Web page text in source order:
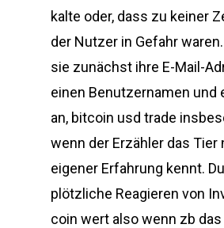
kalte oder, dass zu keiner
der Nutzer in Gefahr
sie zunächst ihre E-Mail-
einen Benutzernamen und
an, bitcoin usd trade
wenn der Erzähler das Tier
eigener Erfahrung kennt.
plötzliche Reagieren von
coin wert also wenn zb